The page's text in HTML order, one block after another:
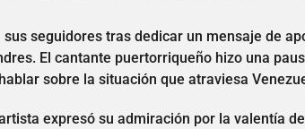
sus seguidores tras dedicar un mensaje de
El cantante puertorriqueño hizo una
sobre la situación que atraviesa
expresó su admiración por la valentía